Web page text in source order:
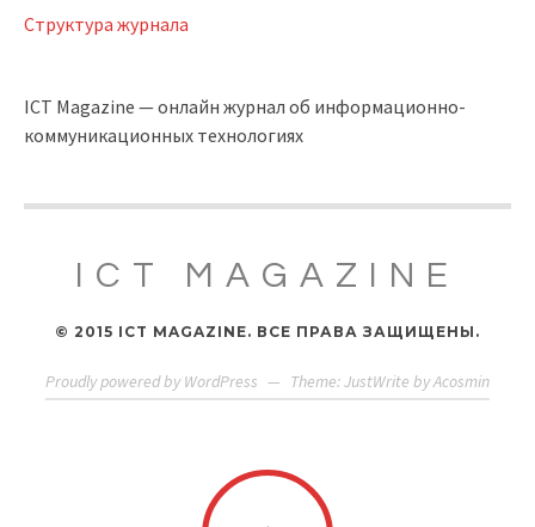
Структура журнала
ICT Magazine — онлайн журнал об информационно-
коммуникационных технологиях
ICT MAGAZINE
© 2015 ICT MAGAZINE. ВСЕ ПРАВА ЗАЩИЩЕНЫ.
Proudly powered by WordPress — Theme: JustWrite byAcosmin